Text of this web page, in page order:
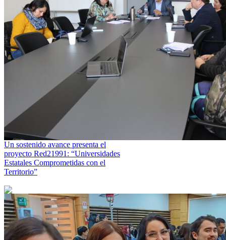
Un sostenido avance presenta el
proyecto Red21991: “Universidades
Estatales Comprometidas con el
Territorio”